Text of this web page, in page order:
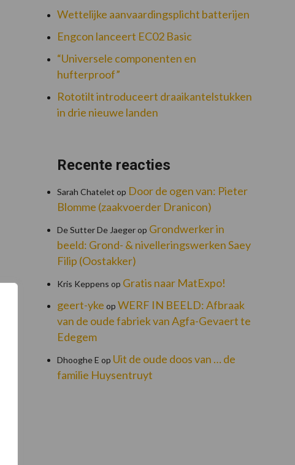
Wettelijke aanvaardingsplicht batterijen
Engcon lanceert EC02 Basic
“Universele componenten en
hufterproof”
Rototilt introduceert draaikantelstukken
in drie nieuwe landen
Recente reacties
Sarah Chatelet op Door de ogen van: Pieter
Blomme (zaakvoerder Dranicon)
De Sutter De Jaegerop Grondwerker in
beeld: Grond- & nivelleringswerken Saey
Filip (Oostakker)
Kris Keppens op Gratis naar MatExpo!
geert-yke op WERF IN BEELD: Afbraak
van de oude fabriek van Agfa-Gevaert te
Edegem
Dhooghe E op Uit de oude doos van … de
familie Huysentruyt